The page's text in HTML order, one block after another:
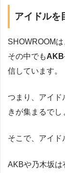
アイドルを
SHOWROOM
その中でもAKB
信しています。
つまり、アイド
きが集まるでし
そこで、アイド
AKBや乃木坂は